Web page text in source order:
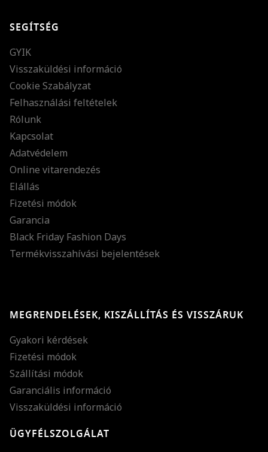
SEGÍTSÉG
GYIK
Visszaküldési információ
Cookie Szabályzat
Felhasználási feltételek
Rólunk
Kapcsolat
Adatvédelem
Online vitarendezés
Elállás
Fizetési módok
Garancia
Black Friday Fashion Days
Termékvisszahívási bejelentések
MEGRENDELÉSEK, KISZÁLLÍTÁS ÉS VISSZÁRUK
Gyakori kérdések
Fizetési módok
Szállítási módok
Garanciális információ
Visszaküldési információ
ÜGYFÉLSZOLGÁLAT